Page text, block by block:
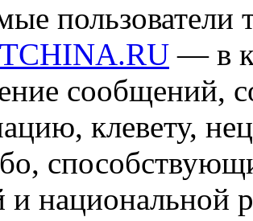
пользователи
— в
сообщений,
клевету,
и национальной